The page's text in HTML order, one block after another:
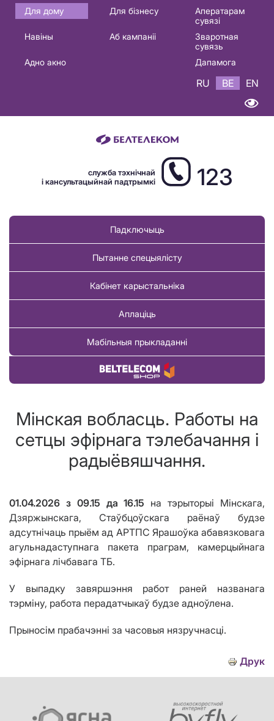
Основная
навигация
Для дому Для бізнесу
Аператарам
сувязі
Навіны
Аб кампаніі
Зваротная
сувязь
Адно акно
Дапамога
RU BE EN
служба тэхнічнай
і кансультацыйнай падтрымкі
123
Падключыць
Пытанне спецыялісту
Кабінет карыстальніка
Аплаціць
Мабільныя прыкладанні
Купіць тавар
Мінская вобласць. Работы на
сетцы эфірнага тэлебачання і
радыёвяшчання.
01.04.2026 з09.15 да16.15 на тэрыторыі Мінскага,
Дзяржынскага, Стаўбцоўскага раёнаў будзе
адсутнічаць прыём ад АРТПС Ярашоўка абавязковага
агульнадаступнага пакета праграм, камерцыйнага
эфірнага лічбавага ТБ.
У выпадку завяршэння работ раней названага
тэрміну, работа перадатчыкаў будзе адноўлена.
Прыносім прабачэнні за часовыя нязручнасці.
Друк